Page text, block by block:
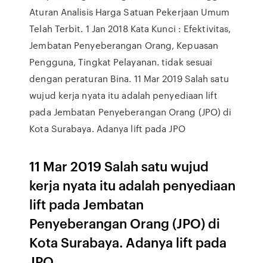
Aturan Analisis Harga Satuan Pekerjaan Umum
Telah Terbit. 1 Jan 2018 Kata Kunci : Efektivitas,
Jembatan Penyeberangan Orang, Kepuasan
Pengguna, Tingkat Pelayanan. tidak sesuai
dengan peraturan Bina. 11 Mar 2019 Salah satu
wujud kerja nyata itu adalah penyediaan lift
pada Jembatan Penyeberangan Orang (JPO) di
Kota Surabaya. Adanya lift pada JPO
11 Mar 2019 Salah satu wujud
kerja nyata itu adalah penyediaan
lift pada Jembatan
Penyeberangan Orang (JPO) di
Kota Surabaya. Adanya lift pada